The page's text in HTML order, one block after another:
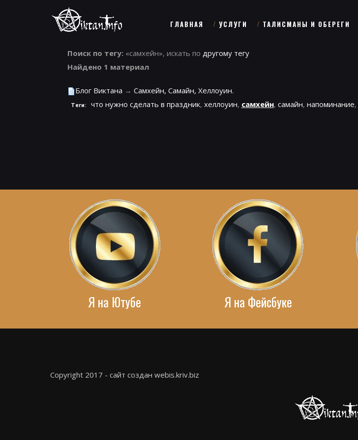
ГЛАВНАЯ УСЛУГИ ТАЛИСМАНЫ И ОБЕРЕГИ
Поиск по тегу: «самхейн», искать по другому тегу
Найдено 1 материал
Блог Виктана → Самхейн, Самайн, Хеллоуин.
Теги: что нужно сделать в праздник, хеллоуин, самхейн, самайн, напоминание,
Я на Ютубе Я на Фейсбуке
Copyright 2017 - сайт создан webis.kriv.biz